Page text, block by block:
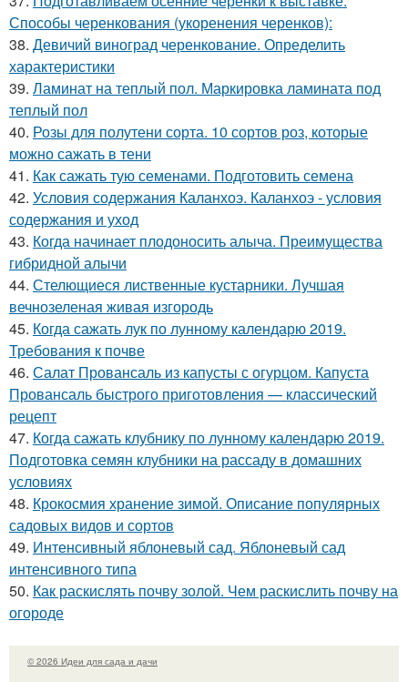
Способы черенкования (укоренения черенков):
38. Девичий виноград черенкование. Определить
характеристики
39. Ламинат на теплый пол. Маркировка ламината под
теплый пол
40. Розы для полутени сорта. 10 сортов роз, которые
можно сажать в тени
41. Как сажать тую семенами. Подготовить семена
42. Условия содержания Каланхоэ. Каланхоэ - условия
содержания и уход
43. Когда начинает плодоносить алыча. Преимущества
гибридной алычи
44. Стелющиеся лиственные кустарники. Лучшая
вечнозеленая живая изгородь
45. Когда сажать лук по лунному календарю 2019.
Требования к почве
46. Салат Провансаль из капусты с огурцом. Капуста
Провансаль быстрого приготовления — классический
рецепт
47. Когда сажать клубнику по лунному календарю 2019.
Подготовка семян клубники на рассаду в домашних
условиях
48. Крокосмия хранение зимой. Описание популярных
садовых видов и сортов
49. Интенсивный яблоневый сад. Яблоневый сад
интенсивного типа
50. Как раскислять почву золой. Чем раскислить почву на
огороде
© 2026 Идеи для сада и дачи